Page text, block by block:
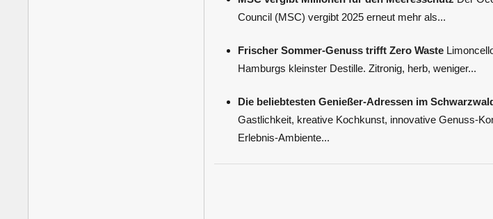
Council (MSC) vergibt 2025 erneut mehr als...
Frischer Sommer-Genuss trifft Zero Waste
Hamburgs kleinster Destille. Zitronig, herb, weniger...
Die beliebtesten Genießer-Adressen im
Gastlichkeit, kreative Kochkunst, innovative Genuss-
Erlebnis-Ambiente...